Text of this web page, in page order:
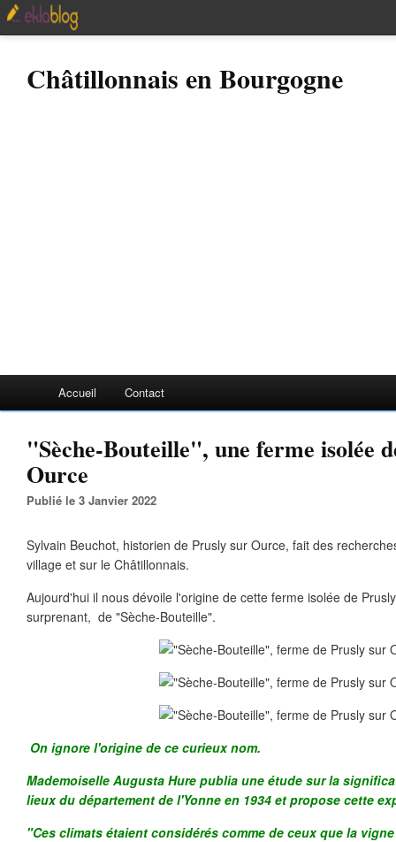
Châtillonnais en Bourgogne
Accueil Contact
"Sèche-Bouteille", une ferme isolée
Ource
Publié le 3 Janvier 2022
Sylvain Beuchot, historien de Prusly sur Ource, fait des
village et sur le Châtillonnais.
Aujourd'hui il nous dévoile l'origine de cette ferme isolée de
surprenant, de "Sèche-Bouteille".
On ignore l'origine de ce curieux nom.
Mademoiselle Augusta Hure publia une étude sur la
lieux du département de l'Yonne en 1934 et propose cette
"Ces climats étaient considérés comme de ceux que la